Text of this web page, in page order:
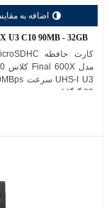
اضافه به
U3 C10 90MB - 32GB
32 گیگابایت